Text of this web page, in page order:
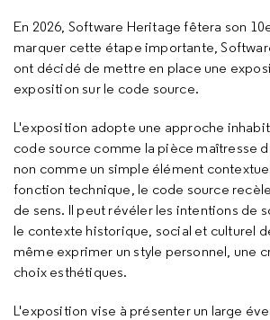
En 2026, Software Heritage fêtera son
marquer cette étape importante,
ont décidé de mettre en place une
exposition sur le code source.
L'exposition adopte une approche
code source comme la pièce maîtresse
non comme un simple élément
fonction technique, le code source
de sens. Il peut révéler les intentions de
le contexte historique, social et culturel
même exprimer un style personnel, une
choix esthétiques.
L'exposition vise à présenter un large